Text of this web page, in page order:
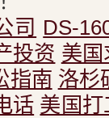
司 DS-
投资 美
指南 洛杉
话 美国